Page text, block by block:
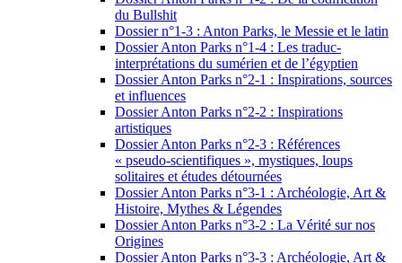
du Bullshit
Dossier n°1-3 : Anton Parks, le Messie et le latin
Dossier Anton Parks n°1-4 : Les traduc-
interprétations du sumérien et de l’égyptien
Dossier Anton Parks n°2-1 : Inspirations, sources
et influences
Dossier Anton Parks n°2-2 : Inspirations
artistiques
Dossier Anton Parks n°2-3 : Références
« pseudo-scientifiques », mystiques, loups
solitaires et études détournées
Dossier Anton Parks n°3-1 : Archéologie, Art &
Histoire, Mythes & Légendes
Dossier Anton Parks n°3-2 : La Vérité sur nos
Origines
Dossier Anton Parks n°3-3 : Archéologie, Art &